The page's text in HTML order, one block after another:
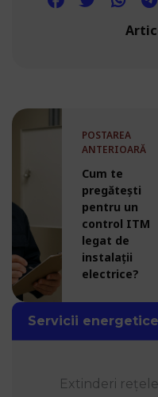
POSTAREA
ANTERIOARĂ
Cum te
pregătești
pentru un
control ITM
legat de
instalații
electrice?
Servicii energetice
Extinderi